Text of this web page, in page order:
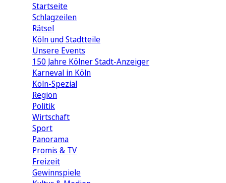
Startseite
Schlagzeilen
Rätsel
Köln und Stadtteile
Unsere Events
150 Jahre Kölner Stadt-Anzeiger
Karneval in Köln
Köln-Spezial
Region
Politik
Wirtschaft
Sport
Panorama
Promis & TV
Freizeit
Gewinnspiele